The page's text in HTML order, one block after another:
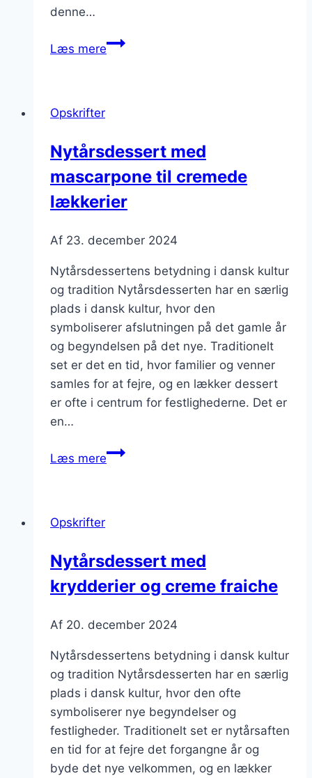
denne…
Læs mereNytårsdessert
Opskrifter
Nytårsdessert med
mascarpone til cremede
lækkerier
Af 23. december 2024
Nytårsdessertens betydning i dansk kultur
og tradition Nytårsdesserten har en særlig
plads i dansk kultur, hvor den
symboliserer afslutningen på det gamle år
og begyndelsen på det nye. Traditionelt
set er det en tid, hvor familier og venner
samles for at fejre, og en lækker dessert
er ofte i centrum for festlighederne. Det er
en…
Læs mereNytårsdessert
Opskrifter
Nytårsdessert med
krydderier og creme fraiche
Af 20. december 2024
Nytårsdessertens betydning i dansk kultur
og tradition Nytårsdesserten har en særlig
plads i dansk kultur, hvor den ofte
symboliserer nye begyndelser og
festligheder. Traditionelt set er nytårsaften
en tid for at fejre det forgangne år og
byde det nye velkommen, og en lækker